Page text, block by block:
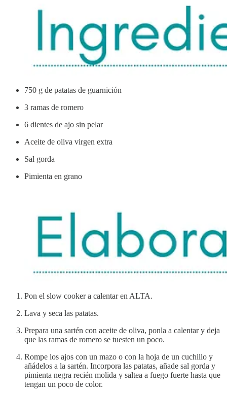
750 g de patatas de guarnición
3 ramas de romero
6 dientes de ajo sin pelar
Aceite de oliva virgen extra
Sal gorda
Pimienta en grano
Pon el slow cooker a calentar en ALTA.
Lava y seca las patatas.
Prepara una sartén con aceite de oliva, ponla a calentar y deja
que las ramas de romero se tuesten un poco.
Rompe los ajos con un mazo o con la hoja de un cuchillo y
añádelos a la sartén. Incorpora las patatas, añade sal gorda y
pimienta negra recién molida y saltea a fuego fuerte hasta que
tengan un poco de color.